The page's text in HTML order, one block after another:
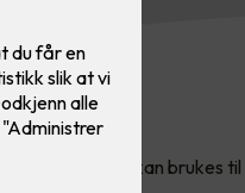
Det kan brukes